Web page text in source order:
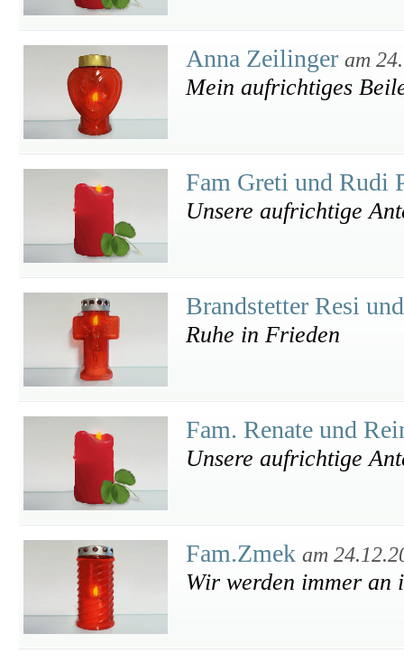
Anna Zeilinger am
Mein aufrichtiges
Fam Greti und Rudi
Unsere aufrichtige
Brandstetter Resi
Ruhe in Frieden
Fam. Renate und
Unsere aufrichtige
Fam.Zmek am
Wir werden immer an